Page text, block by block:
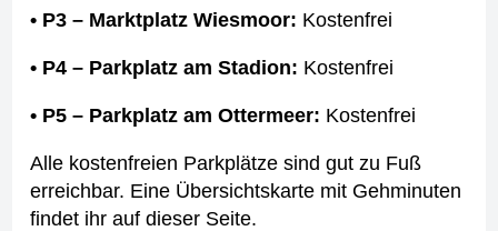
• P3 – Marktplatz Wiesmoor: Kostenfrei
• P4 – Parkplatz am Stadion: Kostenfrei
• P5 – Parkplatz am Ottermeer: Kostenfrei
Alle kostenfreien Parkplätze sind gut zu Fuß
erreichbar. Eine Übersichtskarte mit Gehminuten
findet ihr auf dieser Seite.